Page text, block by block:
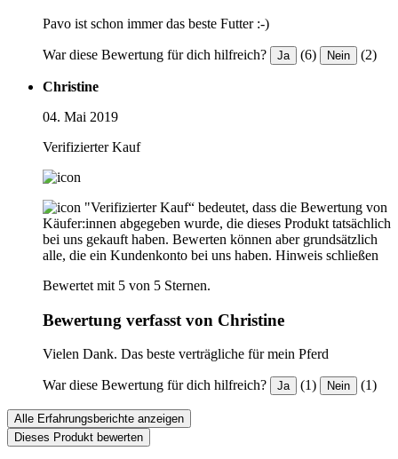
Pavo ist schon immer das beste Futter :-)
War diese Bewertung für dich hilfreich? Ja (6) Nein (2)
Christine
04. Mai 2019
Verifizierter Kauf
"Verifizierter Kauf“ bedeutet, dass die Bewertung von
Käufer:innen abgegeben wurde, die dieses Produkt tatsächlich
bei uns gekauft haben. Bewerten können aber grundsätzlich
alle, die ein Kundenkonto bei uns haben. Hinweis schließen
Bewertet mit 5 von 5 Sternen.
Bewertung verfasst von Christine
Vielen Dank. Das beste verträgliche für mein Pferd
War diese Bewertung für dich hilfreich? Ja (1) Nein (1)
Alle Erfahrungsberichte anzeigen
Dieses Produkt bewerten